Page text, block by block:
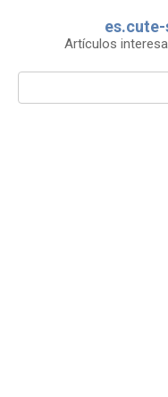
Artículos
Search: